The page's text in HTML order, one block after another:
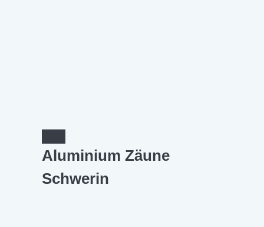
Aluminium Zäune
Schwerin